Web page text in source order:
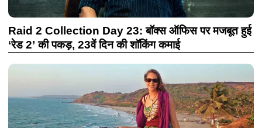
Raid 2 Collection Day 23: बॉक्स ऑफिस पर मजबूत हुई
‘रेड 2’ की पकड़, 23वें दिन की शॉकिंग कमाई